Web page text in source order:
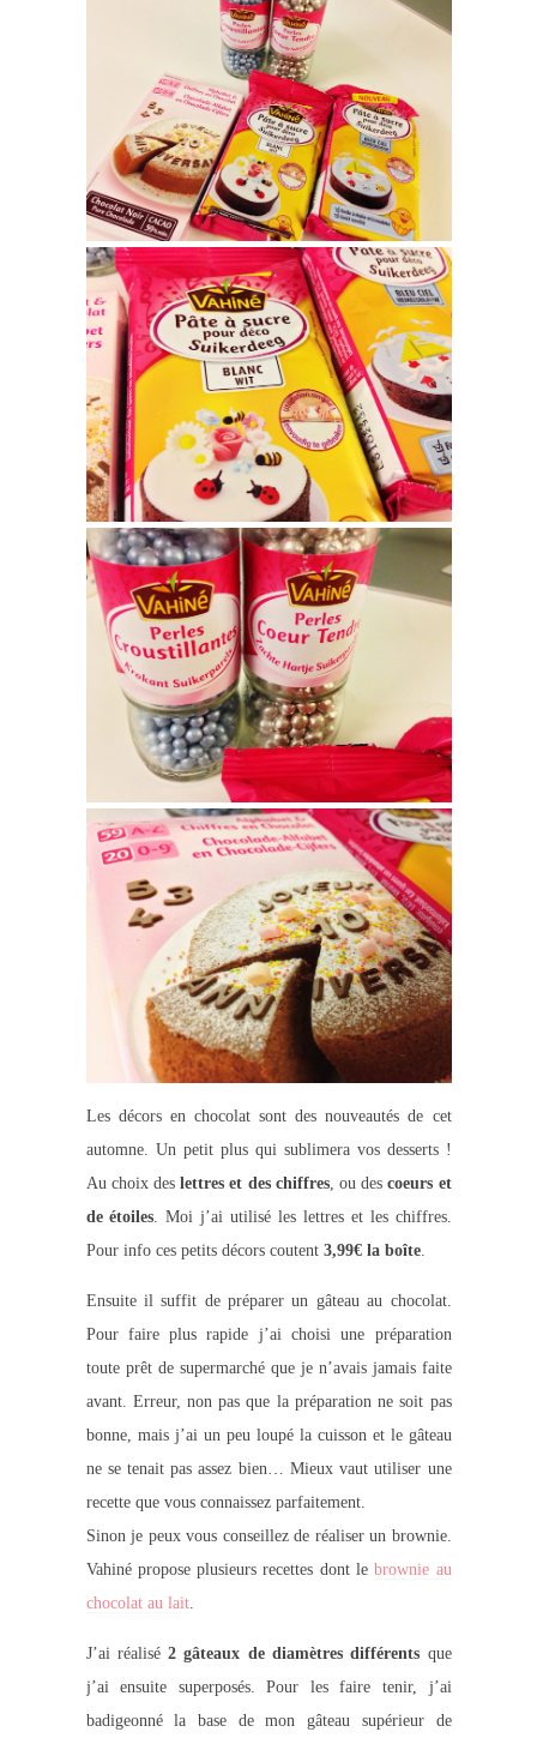
Les décors en chocolat sont des nouveautés de cet
automne. Un petit plus qui sublimera vos desserts !
Au choix deslettres et des chiffres, ou descoeurs et
de étoiles . Moi j’ai utilisé les lettres et les chiffres.
Pour info ces petits décors coutent 3,99€ la boîte.
Ensuite il suffit de préparer un gâteau au chocolat.
Pour faire plus rapide j’ai choisi une préparation
toute prêt de supermarché que je n’avais jamais faite
avant. Erreur, non pas que la préparation ne soit pas
bonne, mais j’ai un peu loupé la cuisson et le gâteau
ne se tenait pas assez bien… Mieux vaut utiliser une
recette que vous connaissez parfaitement.
Sinon je peux vous conseillez de réaliser un brownie.
Vahiné propose plusieurs recettes dont lebrownie au
chocolat au lait.
J’ai réalisé2 gâteaux de diamètres différents que
j’ai ensuite superposés. Pour les faire tenir, j’ai
badigeonné la base de mon gâteau supérieur de